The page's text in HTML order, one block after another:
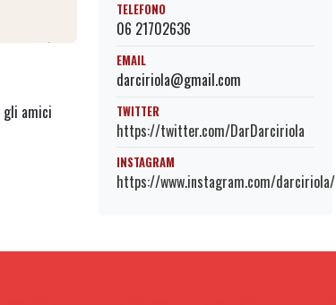
gli amici
TELEFONO
06 21702636
EMAIL
darciriola@gmail.com
TWITTER
https://twitter.com/DarDarciriola
INSTAGRAM
https://www.instagram.com/darciriola/